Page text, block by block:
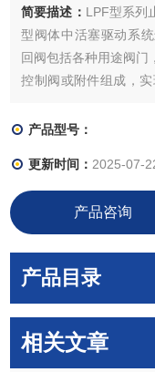
简要描述： LPF型系列
型阀体中活塞驱动系
回阀包括各种用途阀
控制阀或附件组成，
阀或附件组合起来，在
产品型号：
更新时间： 2025-07-
产品咨询
产品目录
相关文章